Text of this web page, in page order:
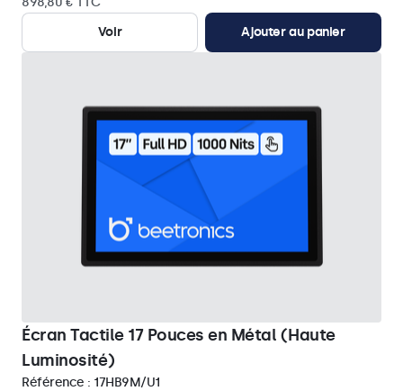
Voir
Ajouter au panier
Écran Tactile 17 Pouces en Métal (Haute
Luminosité)
Référence : 17HB9M/U1